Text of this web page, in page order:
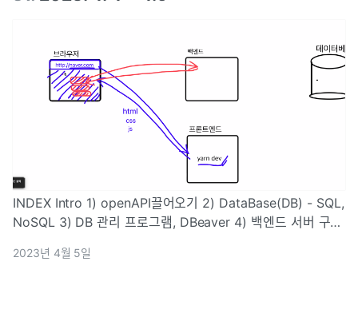
INDEX Intro 1) openAPI끌어오기 2) DataBase(DB) - SQL,
NoSQL 3) DB 관리 프로그램, DBeaver 4) 백엔드 서버 구축
(typeORM, DB-백엔드 연결
2023년 4월 5일